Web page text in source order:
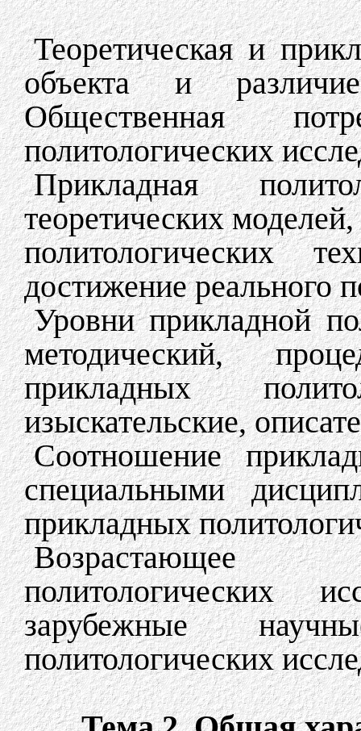
Теоретическая и
объекта и
Общественная
политологических
Прикладная
теоретических
политологических
достижение реального
Уровни прикладной
методический,
прикладных
изыскательские,
Соотношение
специальными
прикладных
Возрастающее
политологических
зарубежные
политологических